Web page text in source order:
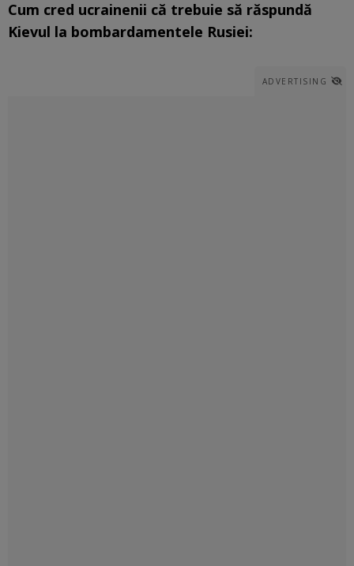
Cum cred ucrainenii că trebuie să răspundă
Kievul la bombardamentele Rusiei:
ADVERTISING